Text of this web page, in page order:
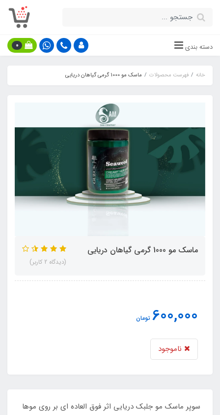
دسته بندی 0
خانه فهرست محصولات ماسک مو 1000 گرمی گیاهان دریایی
ماسک مو 1000 گرمی گیاهان دریایی
(دیدگاه 2 کاربر)
600,000 تومان
ناموجود
​​​​سوپر ماسک مو جلبک دریایی اثر فوق العاده ای بر روی موها